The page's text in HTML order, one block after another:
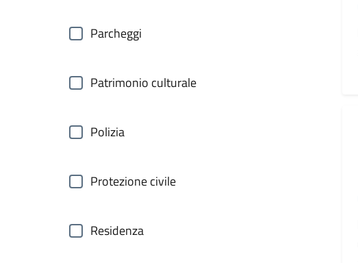
Parcheggi
Patrimonio culturale
Polizia
Protezione civile
Residenza